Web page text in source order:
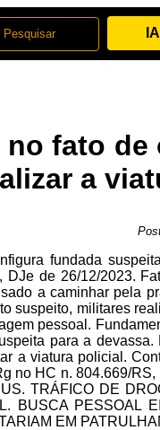
no fato
a
fundada
DJe de 26/12/2023.
a caminhar pela
suspeito, militares
pessoal.
para a devassa.
a viatura policial.
no HC n. 804.669/
TRÁFICO DE
BUSCA PESSOAL
EM